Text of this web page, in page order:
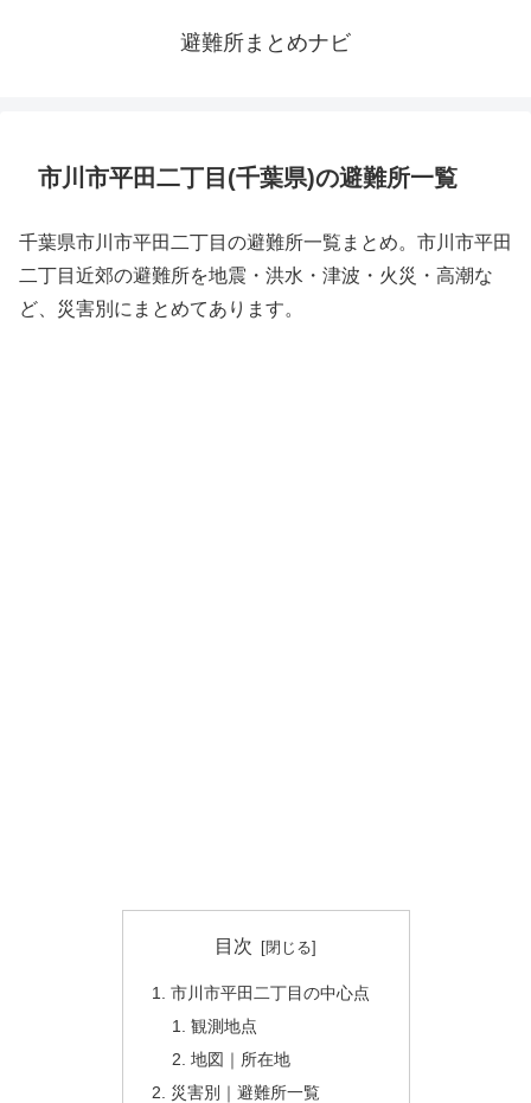
避難所まとめナビ
市川市平田二丁目(千葉県)の避難所一覧
千葉県市川市平田二丁目の避難所一覧まとめ。市川市平田
二丁目近郊の避難所を地震・洪水・津波・火災・高潮な
ど、災害別にまとめてあります。
目次
市川市平田二丁目の中心点
観測地点
地図｜所在地
災害別｜避難所一覧